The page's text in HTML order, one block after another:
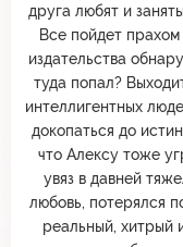
друга любят и
Все пойдет прахом
издательства
туда попал?
интеллигентных
докопаться до
что Алексу тоже
увяз в давней
любовь, потерялся
реальный, хитрый